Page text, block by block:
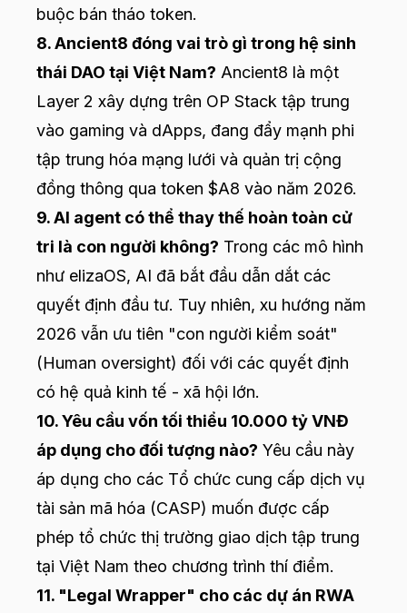
buộc bán tháo token.
8. Ancient8 đóng vai trò gì trong hệ sinh
thái DAO tại Việt Nam? Ancient8 là một
Layer 2 xây dựng trên OP Stack tập trung
vào gaming và dApps, đang đẩy mạnh phi
tập trung hóa mạng lưới và quản trị cộng
đồng thông qua token $A8 vào năm 2026.
9. AI agent có thể thay thế hoàn toàn cử
tri là con người không? Trong các mô hình
như elizaOS, AI đã bắt đầu dẫn dắt các
quyết định đầu tư. Tuy nhiên, xu hướng năm
2026 vẫn ưu tiên "con người kiểm soát"
(Human oversight) đối với các quyết định
có hệ quả kinh tế - xã hội lớn.
10. Yêu cầu vốn tối thiểu 10.000 tỷ VNĐ
áp dụng cho đối tượng nào? Yêu cầu này
áp dụng cho các Tổ chức cung cấp dịch vụ
tài sản mã hóa (CASP) muốn được cấp
phép tổ chức thị trường giao dịch tập trung
tại Việt Nam theo chương trình thí điểm.
11. "Legal Wrapper" cho các dự án RWA